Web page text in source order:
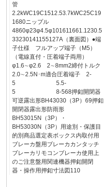
管
2.2kWC19C1512.53.7kWC25C19
1680ニップル
4860φ23φ4.5φ101611661.1230.5
33230141155127A（裏面図）●端
子仕様 フルアップ端子（M5）
（電線直付・圧着端子両用）
φ1.6∼φ2.6 2∼8mm2締付トルク
2.0∼2.5N･m適合圧着端子 2-
5 5.5-
5 8-568押釦開閉器
可逆露出形BH43030（3P）69押釦
開閉器露出形防雨形
BH53015N（3P）・
BH53030N（3P）用途別・保護目
的別商品選定表ボックス内取付用
ブレーカ盤用ブレーカカンタッチ
ブレーカリモコンブレーカ使用上
のご注意盤用関連機器押釦開閉
器・操作用押釦寸法図110